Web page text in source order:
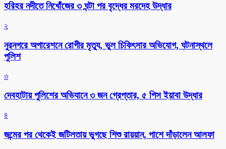
হরিহর নদীতে নিখোঁজের ৩ ঘন্টা পর বৃদ্ধের মরদেহ উদ্ধার
২
নুরনগরে অপারেশনে রোগীর মৃত্যু, ভুল চিকিৎসার অভিযোগ, ঘটনাস্থলে
পুলিশ
৩
দেবহাটায় পুলিশের অভিযানে ৩ জন গ্রেপ্তার, ৫ পিস ইয়াবা উদ্ধার
৪
জন্মের পর থেকেই জটিলতায় ভুগছে শিশু রায়য়ান, পাশে দাঁড়ালেন আলফা